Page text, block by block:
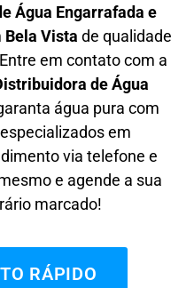
Água Engarrafada e
Vista de qualidade
em contato com a
de Água
água pura com
em
via telefone e
e agende a sua
marcado!
RÁPIDO